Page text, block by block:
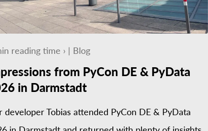
reading time › | Blog
from PyCon DE & PyData
in Darmstadt
developer Tobias attended PyCon DE & PyData